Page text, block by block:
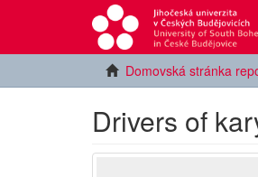
Domovská stránka
Drivers of